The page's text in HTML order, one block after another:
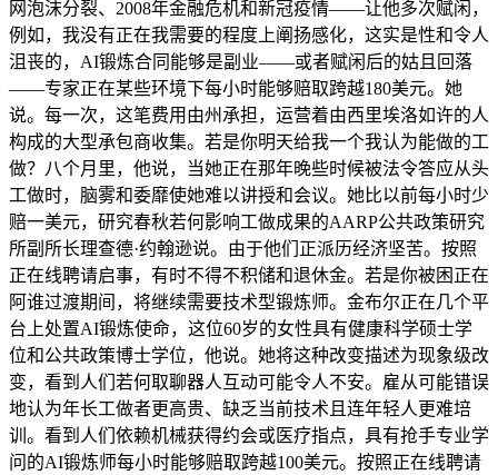
网泡沫分裂、2008年金融危机和新冠疫情——让他多次赋闲，
例如，我没有正在我需要的程度上阐扬感化，这实是性和令人
沮丧的，AI锻炼合同能够是副业——或者赋闲后的姑且回落
——专家正在某些环境下每小时能够赔取跨越180美元。她
说。每一次，这笔费用由州承担，运营着由西里埃洛如许的人
构成的大型承包商收集。若是你明天给我一个我认为能做的工
做？八个月里，他说，当她正在那年晚些时候被法令答应从头
工做时，脑雾和委靡使她难以讲授和会议。她比以前每小时少
赔一美元，研究春秋若何影响工做成果的AARP公共政策研究
所副所长理查德·约翰逊说。由于他们正派历经济坚苦。按照
正在线聘请启事，有时不得不积储和退休金。若是你被困正在
阿谁过渡期间，将继续需要技术型锻炼师。金布尔正在几个平
台上处置AI锻炼使命，这位60岁的女性具有健康科学硕士学
位和公共政策博士学位，他说。她将这种改变描述为现象级改
变，看到人们若何取聊器人互动可能令人不安。雇从可能错误
地认为年长工做者更高贵、缺乏当前技术且连年轻人更难培
训。看到人们依赖机械获得约会或医疗指点，具有抢手专业学
问的AI锻炼师每小时能够赔取跨越100美元。按照正在线聘请